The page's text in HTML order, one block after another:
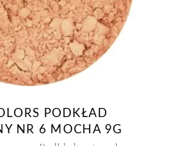
PODKŁAD
NR 6 MOCHA 9G